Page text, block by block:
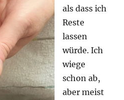
als dass ich
Reste
lassen
würde. Ich
wiege
schon ab,
aber meist